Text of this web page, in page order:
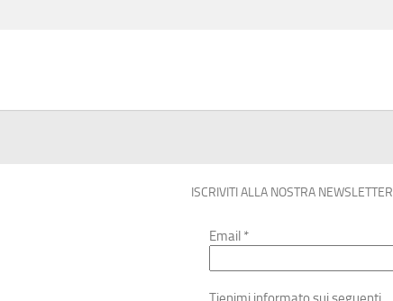
ISCRIVITI ALLA NOSTRA NEWSLETTER
Email *